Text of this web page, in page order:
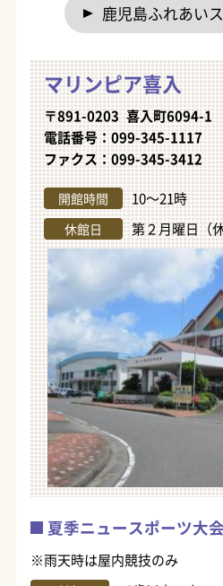
鹿児島ふれあい
マリンピア喜入
〒891-0203 喜入町6094-1
電話番号：099-345-1117
ファクス：099-345-3412
開館時間 10～21時
休館日 第２月曜日（
夏季ニュースポーツ大会
※雨天時は屋内競技のみ